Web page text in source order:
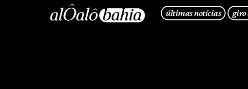
últimas notícias giro